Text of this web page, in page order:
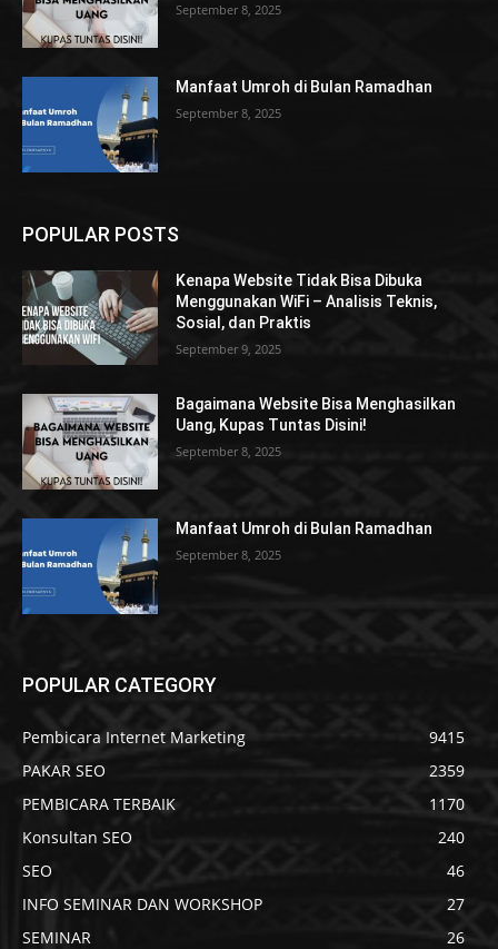
September 8, 2025
Manfaat Umroh di Bulan Ramadhan
September 8, 2025
POPULAR POSTS
Kenapa Website Tidak Bisa Dibuka
Menggunakan WiFi – Analisis Teknis,
Sosial, dan Praktis
September 9, 2025
Bagaimana Website Bisa Menghasilkan
Uang, Kupas Tuntas Disini!
September 8, 2025
Manfaat Umroh di Bulan Ramadhan
September 8, 2025
POPULAR CATEGORY
Pembicara Internet Marketing
9415
PAKAR SEO
2359
PEMBICARA TERBAIK
1170
Konsultan SEO
240
SEO
46
INFO SEMINAR DAN WORKSHOP
27
SEMINAR
26